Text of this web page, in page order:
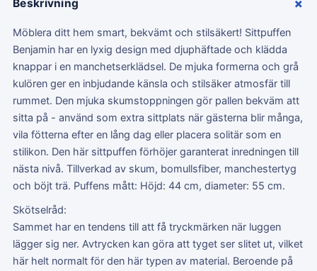
Beskrivning
Möblera ditt hem smart, bekvämt och stilsäkert! Sittpuffen
Benjamin har en lyxig design med djuphäftade och klädda
knappar i en manchetserklädsel. De mjuka formerna och grå
kulören ger en inbjudande känsla och stilsäker atmosfär till
rummet. Den mjuka skumstoppningen gör pallen bekväm att
sitta på - använd som extra sittplats när gästerna blir många,
vila fötterna efter en lång dag eller placera solitär som en
stilikon. Den här sittpuffen förhöjer garanterat inredningen till
nästa nivå. Tillverkad av skum, bomullsfiber, manchestertyg
och böjt trä. Puffens mått: Höjd: 44 cm, diameter: 55 cm.
Skötselråd:
Sammet har en tendens till att få tryckmärken när luggen
lägger sig ner. Avtrycken kan göra att tyget ser slitet ut, vilket
här helt normalt för den här typen av material. Beroende på